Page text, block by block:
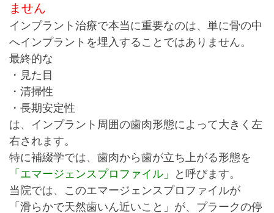
ません
インプラント治療で本当に重要なのは、 単に骨の中
へインプラントを埋入することではありません。
最終的な
・見た目
・清掃性
・長期安定性
は、インプラント周囲の歯肉形態によって大きく左
右されます。
特に補綴学では、 歯肉から歯が立ち上がる形態を
「エマージェンスプロファイル」
と呼びます。
当院では、このエマージェンスプロファイルが
「滑らかで天然歯いん近いこと」が、プラークの停